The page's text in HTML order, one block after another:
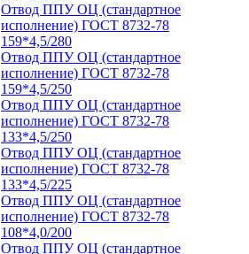
Отвод ППУ ОЦ (стандартное
исполнение) ГОСТ 8732-78
159*4,5/280
Отвод ППУ ОЦ (стандартное
исполнение) ГОСТ 8732-78
159*4,5/250
Отвод ППУ ОЦ (стандартное
исполнение) ГОСТ 8732-78
133*4,5/250
Отвод ППУ ОЦ (стандартное
исполнение) ГОСТ 8732-78
133*4,5/225
Отвод ППУ ОЦ (стандартное
исполнение) ГОСТ 8732-78
108*4,0/200
Отвод ППУ ОЦ (стандартное